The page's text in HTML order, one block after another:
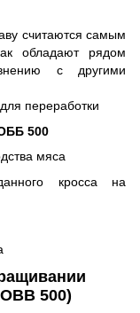
считаются самым
обладают рядом
с другими
переработки
500
мяса
кросса на
500)